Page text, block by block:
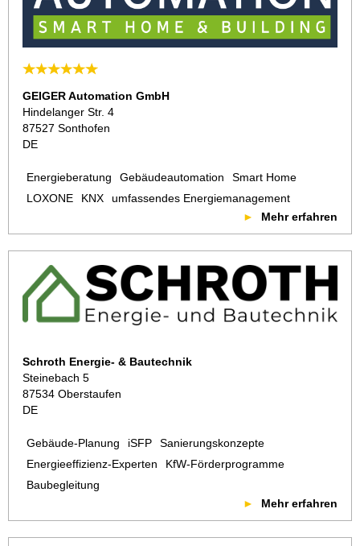
GEIGER Automation GmbH
Hindelanger Str. 4
87527 Sonthofen
DE
Energieberatung Gebäudeautomation
Smart Home
LOXONE
KNX
umfassendes Energiemanagement
Mehr erfahren
Schroth Energie- & Bautechnik
Steinebach 5
87534 Oberstaufen
DE
Gebäude-Planung iSFP
Sanierungskonzepte
Energieeffizienz-Experten
KfW-Förderprogramme
Baubegleitung
Mehr erfahren